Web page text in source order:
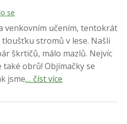
se
venkovním učením, tentokrát
stromů v lese. Našli
škrtičů, málo mazlů. Nejvíc
obrů! Objímačky se
jsme… číst více